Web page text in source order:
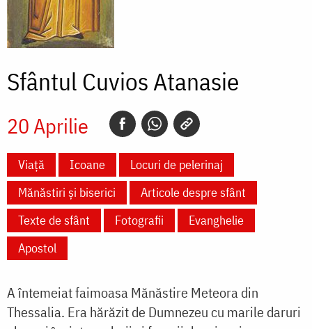
Sfântul Cuvios Atanasie
20 Aprilie
Viață Icoane
Locuri de pelerinaj
Mănăstiri și biserici
Articole despre sfânt
Texte de sfânt
Fotografii
Evanghelie
Apostol
A întemeiat faimoasa Mănăstire Meteora din
Thessalia. Era hărăzit de Dumnezeu cu marile daruri